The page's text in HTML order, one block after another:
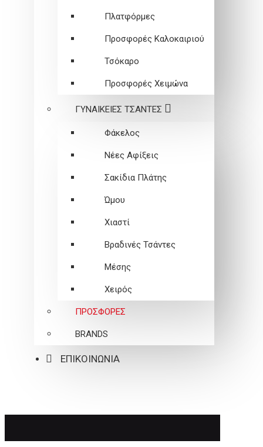
Πλατφόρμες
Προσφορές Καλοκαιριού
Τσόκαρο
Προσφορές Χειμώνα
ΓΥΝΑΙΚΕΙEΣ ΤΣΑΝΤΕΣ
Φάκελος
Νέες Αφίξεις
Σακίδια Πλάτης
Ώμου
Χιαστί
Βραδινές Τσάντες
Μέσης
Χειρός
ΠΡΟΣΦΟΡΕΣ
BRANDS
ΕΠΙΚΟΙΝΩΝΙΑ